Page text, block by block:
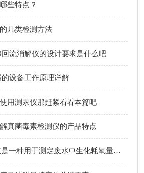
些特点？
几类检测方法
流消解仪的设计要求是什么吧
设备工作原理详解
用测汞仪那赶紧看看本篇吧
真菌毒素检测仪的产品特点
BOD快速检测仪是一种用于测定废水中生化耗氧量的仪器